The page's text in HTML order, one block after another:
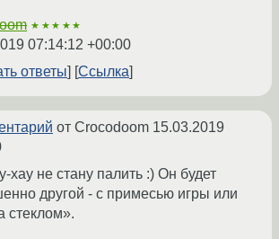
★★★★★
07:14:12 +00:00
ответы
Ссылка
от Crocodoom 15.03.2019
хау не стану палить :) Он будет
другой - с примесью игры или
стеклом».